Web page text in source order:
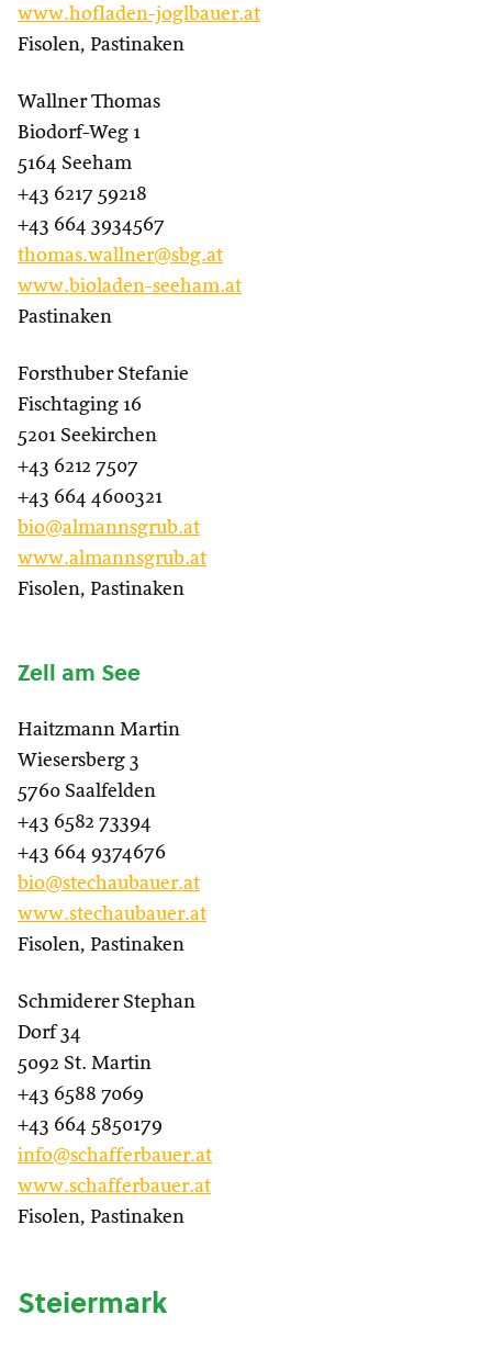
www.hofladen-joglbauer.at
Fisolen, Pastinaken
Wallner Thomas
Biodorf-Weg 1
5164 Seeham
+43 6217 59218
+43 664 3934567
thomas.wallner@sbg.at
www.bioladen-seeham.at
Pastinaken
Forsthuber Stefanie
Fischtaging 16
5201 Seekirchen
+43 6212 7507
+43 664 4600321
bio@almannsgrub.at
www.almannsgrub.at
Fisolen, Pastinaken
Zell am See
Haitzmann Martin
Wiesersberg 3
5760 Saalfelden
+43 6582 73394
+43 664 9374676
bio@stechaubauer.at
www.stechaubauer.at
Fisolen, Pastinaken
Schmiderer Stephan
Dorf 34
5092 St. Martin
+43 6588 7069
+43 664 5850179
info@schafferbauer.at
www.schafferbauer.at
Fisolen, Pastinaken
Steiermark